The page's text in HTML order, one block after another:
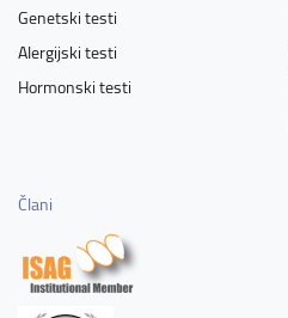
Genetski testi
Alergijski testi
Hormonski testi
Člani